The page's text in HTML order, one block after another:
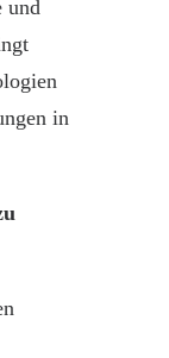
und
in